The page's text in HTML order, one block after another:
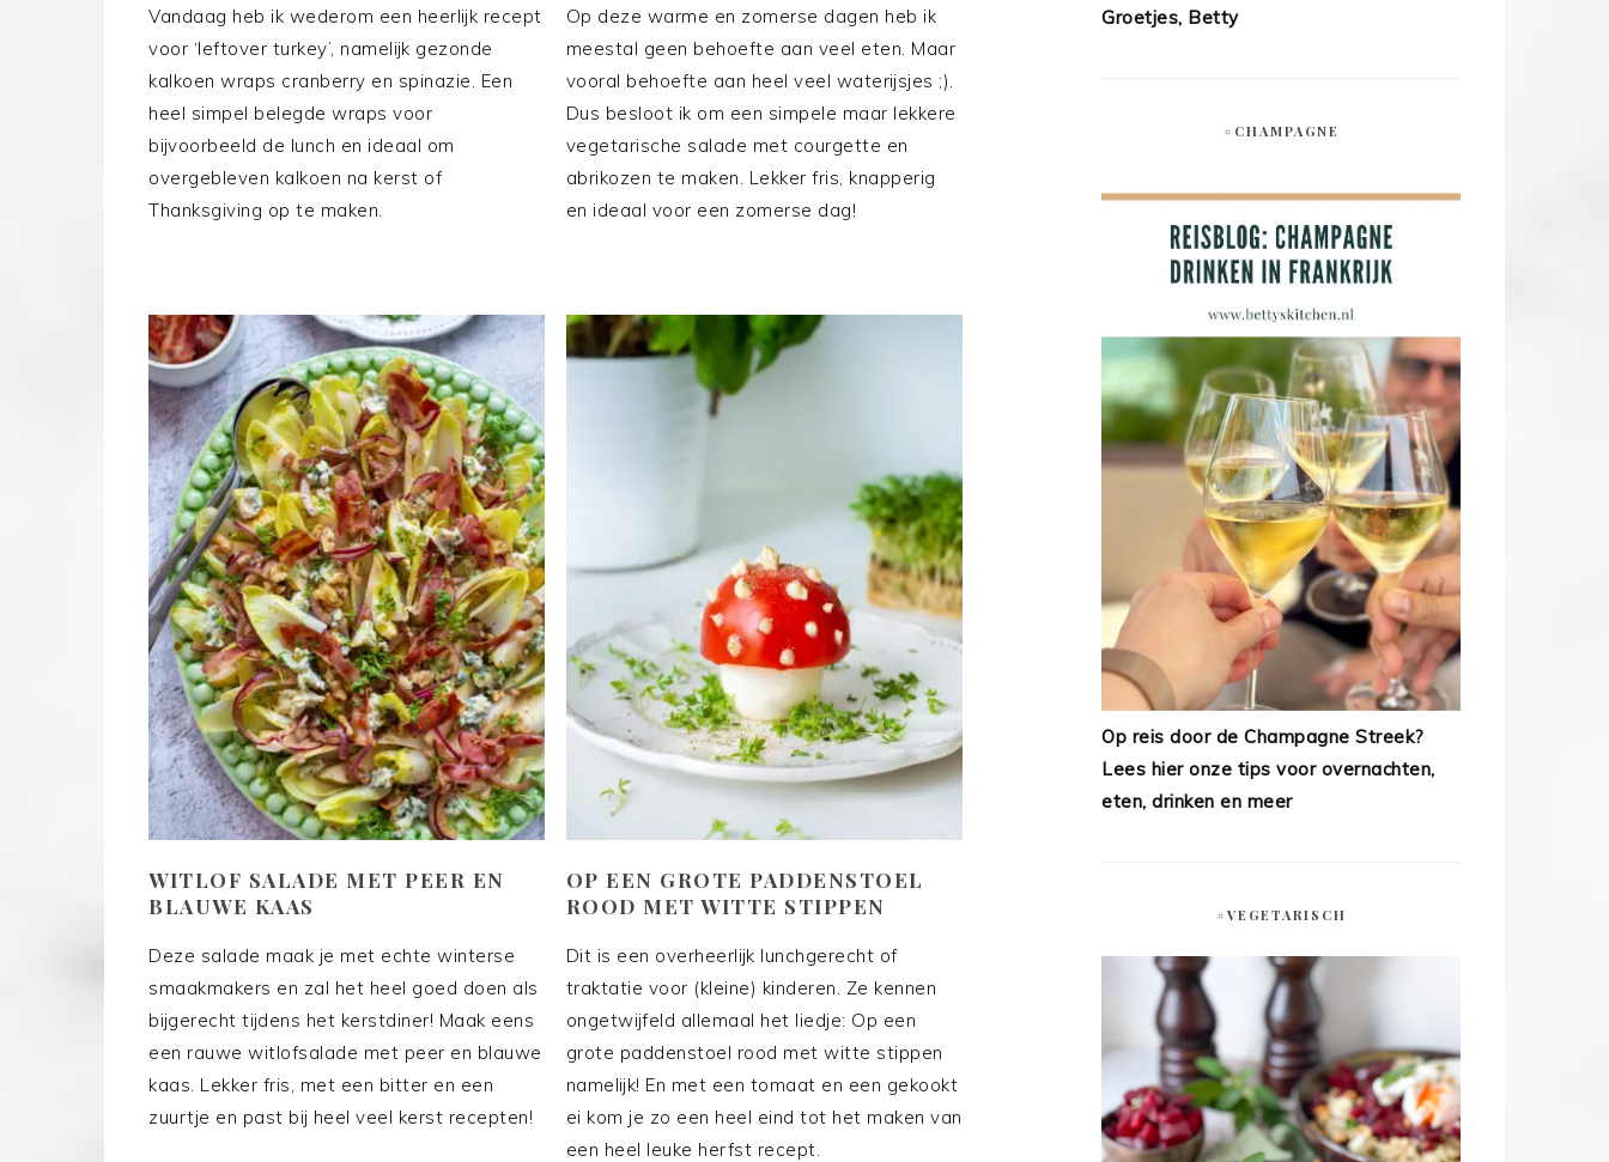
Vandaag heb ik wederom een heerlijk recept
voor ‘leftover turkey’, namelijk gezonde
kalkoen wraps cranberry en spinazie. Een
heel simpel belegde wraps voor
bijvoorbeeld de lunch en ideaal om
overgebleven kalkoen na kerst of
Thanksgiving op te maken.
Op deze warme en zomerse dagen heb ik
meestal geen behoefte aan veel eten. Maar
vooral behoefte aan heel veel waterijsjes ;).
Dus besloot ik om een simpele maar lekkere
vegetarische salade met courgette en
abrikozen te maken. Lekker fris, knapperig
en ideaal voor een zomerse dag!
WITLOF SALADE MET PEER EN
BLAUWE KAAS
Deze salade maak je met echte winterse
smaakmakers en zal het heel goed doen als
bijgerecht tijdens het kerstdiner! Maak eens
een rauwe witlofsalade met peer en blauwe
kaas. Lekker fris, met een bitter en een
zuurtje en past bij heel veel kerst recepten!
OP EEN GROTE PADDENSTOEL
ROOD MET WITTE STIPPEN
Dit is een overheerlijk lunchgerecht of
traktatie voor (kleine) kinderen. Ze kennen
ongetwijfeld allemaal het liedje: Op een
grote paddenstoel rood met witte stippen
namelijk! En met een tomaat en een gekookt
ei kom je zo een heel eind tot het maken van
een heel leuke herfst recept.
Groetjes, Betty
#CHAMPAGNE
Op reis door de Champagne Streek?
Lees hier onze tips voor overnachten,
eten, drinken en meer
#VEGETARISCH